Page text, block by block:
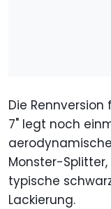
Die
7" legt noch
Monster-
typische
Lackierung.